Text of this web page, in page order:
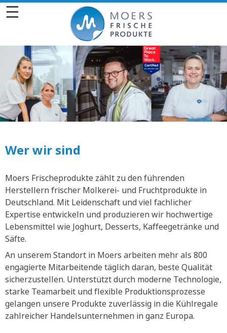
☰
Wer wir sind
Moers Frischeprodukte zählt zu den führenden
Herstellern frischer Molkerei- und Fruchtprodukte in
Deutschland. Mit Leidenschaft und viel fachlicher
Expertise entwickeln und produzieren wir hochwertige
Lebensmittel wie Joghurt, Desserts, Kaffeegetränke und
Säfte.
An unserem Standort in Moers arbeiten mehr als 800
engagierte Mitarbeitende täglich daran, beste Qualität
sicherzustellen. Unterstützt durch moderne Technologie,
starke Teamarbeit und flexible Produktionsprozesse
gelangen unsere Produkte zuverlässig in die Kühlregale
zahlreicher Handelsunternehmen in ganz Europa.